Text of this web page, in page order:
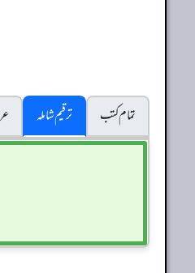
تمام کتب
ترقیم شاملہ